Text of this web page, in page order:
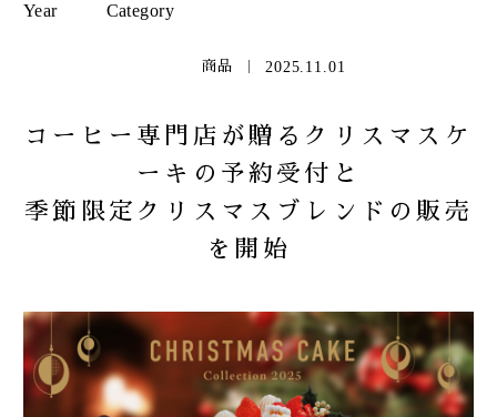
Year
2025
2024
2023
Category
プレスリリース
お知らせ
商品
商品 2025.11.01
コーヒー専門店が贈るクリスマスケ
ーキの予約受付と
季節限定クリスマスブレンドの販売
を開始